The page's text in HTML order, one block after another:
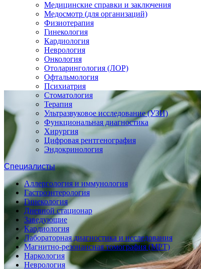
Медицинские справки и заключения
Медосмотр (для организаций)
Физиотерапия
Гинекология
Кардиология
Неврология
Онкология
Отоларингология (ЛОР)
Офтальмология
Психиатрия
Стоматология
Терапия
Ультразвуковое исследование (УЗИ)
Функциональная диагностика
Хирургия
Цифровая рентгенография
Эндокринология
Специалисты
Аллергология и иммунология
Гастроэнтерология
Гинекология
Дневной стационар
Заведующие
Кардиология
Лабораторная диагностика и исследования
Магнитно-резонансная томография (МРТ)
Наркология
Неврология